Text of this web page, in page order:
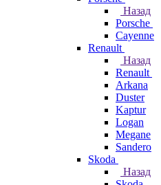
Назад
Porsche
Cayenne
Renault
Назад
Renault
Arkana
Duster
Kaptur
Logan
Megane
Sandero
Skoda
Назад